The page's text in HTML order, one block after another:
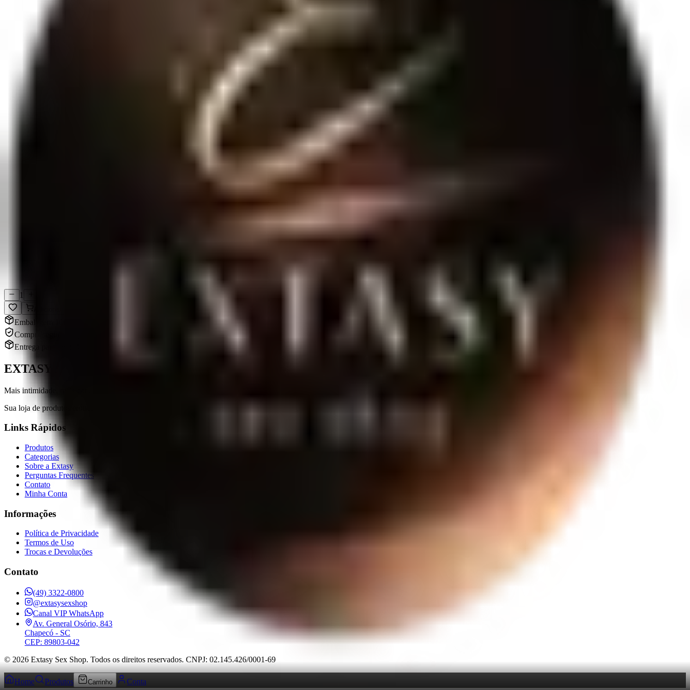
O Gel Blendy Aromático é um gel hidratante desenvolvido para cuidar e perfumar áreas delicadas como seios, virilha e bumbum. Deixa a pele macia, hidratada e com aroma envolvente, perfeito para momentos
de bem-estar e sensualidade. Hidratação suave para áreas delicadas Perfuma e...
1
Embalagem 100% discreta
Compra segura e sigilosa
Entrega para todo Brasil
EXTASY
Mais intimidade, mais conexão.
Sua loja de produtos eróticos em Chapecó, SC. Qualidade, variedade e entrega discreta para todo o Brasil.
Links Rápidos
Produtos
Categorias
Sobre a Extasy
Perguntas Frequentes
Contato
Minha Conta
Informações
Política de Privacidade
Termos de Uso
Trocas e Devoluções
Contato
(49) 3322-0800
@extasysexshop
Canal VIP WhatsApp
Av. General Osório, 843
Chapecó - SC
CEP: 89803-042
© 2026 Extasy Sex Shop. Todos os direitos reservados. CNPJ: 02.145.426/0001-69
Home Produtos Carrinho Conta